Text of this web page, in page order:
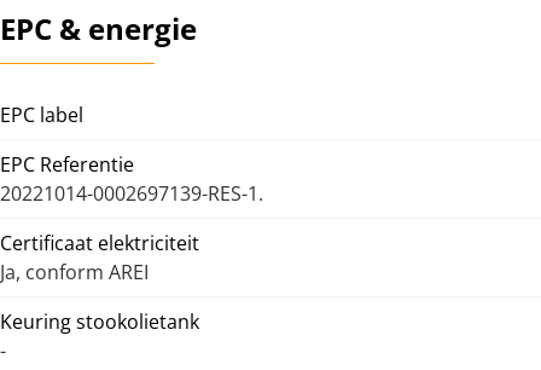
EPC & energie
EPC label
EPC Referentie
20221014-0002697139-RES-1.
Certificaat elektriciteit
Ja, conform AREI
Keuring stookolietank
-